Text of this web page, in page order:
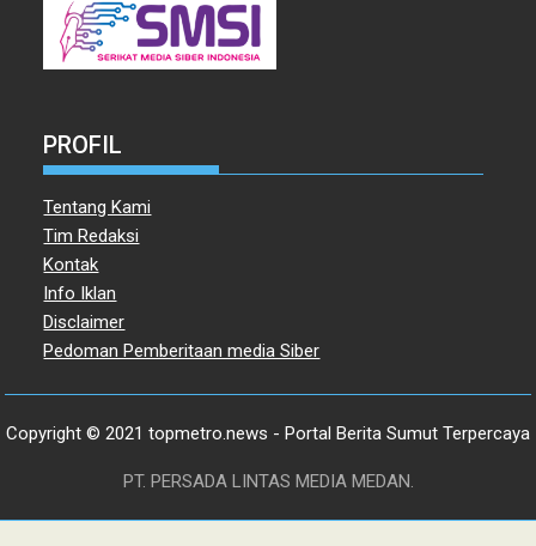
PROFIL
Tentang Kami
Tim Redaksi
Kontak
Info Iklan
Disclaimer
Pedoman Pemberitaan media Siber
Copyright © 2021 topmetro.news - Portal Berita Sumut Terpercaya
PT. PERSADA LINTAS MEDIA MEDAN.